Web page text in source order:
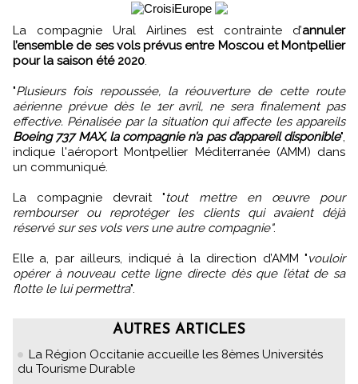
La compagnie Ural Airlines est contrainte d’annuler
l’ensemble de ses vols prévus entre Moscou et Montpellier
pour la saison été 2020
"Plusieurs fois repoussée, la réouverture de cette route
aérienne prévue dès le 1er avril, ne sera finalement pas
effective. Pénalisée par la situation qui affecte les appareils
Boeing 737 MAX, la compagnie n’a pas d’appareil disponible",
indique l'aéroport Montpellier Méditerranée (AMM) dans
un communiqué.
La compagnie devrait "tout mettre en œuvre pour
rembourser ou reprotéger les clients qui avaient déjà
réservé sur ses vols vers une autre compagnie".
Elle a, par ailleurs, indiqué à la direction d’AMM "vouloir
opérer à nouveau cette ligne directe dès que l’état de sa
flotte le lui permettra".
AUTRES ARTICLES
La Région Occitanie accueille les 8èmes Universités
du Tourisme Durable